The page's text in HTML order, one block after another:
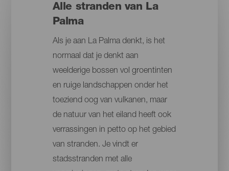
Alle stranden van La
Palma
Als je aan La Palma denkt, is het
normaal dat je denkt aan
weelderige bossen vol groentinten
en ruige landschappen onder het
toeziend oog van vulkanen, maar
de natuur van het eiland heeft ook
verrassingen in petto op het gebied
van stranden. Je vindt er
stadsstranden met alle